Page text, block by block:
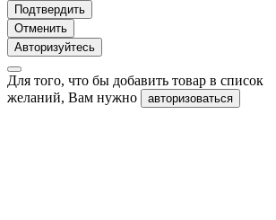
Подтвердить
Отменить
Авторизуйтесь
Для того, что бы добавить товар в список
желаний, Вам нужно
авторизоваться